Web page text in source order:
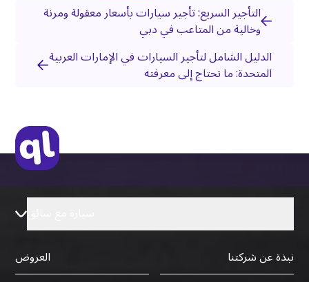
التأجير السريع: تأجير سيارات بأسعار معقولة ومرنة
وخالية من المتاعب في دبي
الدليل الشامل لتأجير السيارات في الإمارات العربية
المتحدة: ما تحتاج إلى معرفته
نبذة عن شركتنا
العروض